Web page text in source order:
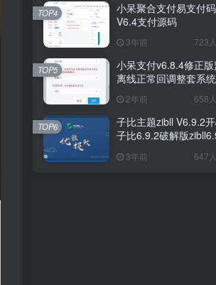
小呆聚合支付易支付
V6.4支付源码
3年前 723
TOP4
小呆支付v6.8.4修正
离线正常回调整套系
运营版
2年前 658
TOP5
子比主题zibll V6.9.2
子比6.9.2破解版
3年前 647
TOP6
小呆聚合支付易支付
V6.4支付源码
3年前 723
TOP4
小呆支付v6.8.4修正
离线正常回调整套系
运营版
2年前 658
TOP5
子比主题zibll V6.9.2
子比6.9.2破解版
3年前 647
TOP6